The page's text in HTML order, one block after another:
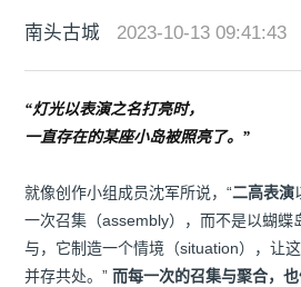
南头古城 2023-10-13 09:41:43
“灯光以表演之名打亮时，
一直存在的某座小岛被照亮了。”
就像创作小组成员沈军所说，“二高表演
一次召集（assembly），而不是以蝴蝶
与，它制造一个情境（situation），让
并存共处。”而每一次的召集与聚合，